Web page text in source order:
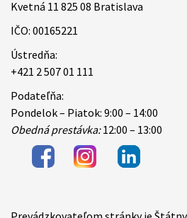
Kvetná 11 825 08 Bratislava
IČO: 00165221
Ústredňa:
+421 2 507 01 111
Podateľňa:
Pondelok – Piatok: 9:00 – 14:00
Obedná prestávka:12:00 – 13:00